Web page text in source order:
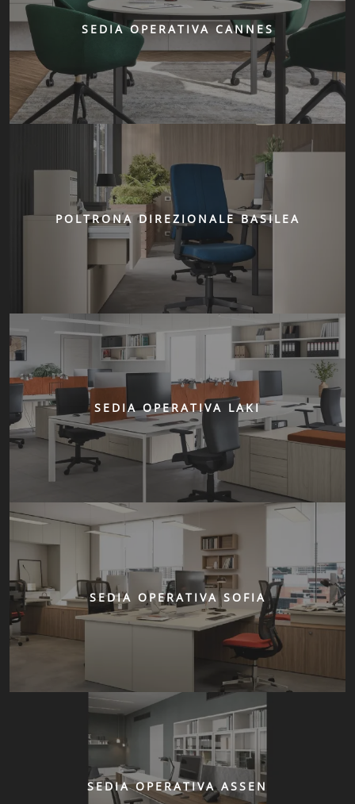
SEDIA OPERATIVA CANNES
POLTRONA DIREZIONALE BASILEA
SEDIA OPERATIVA LAKI
SEDIA OPERATIVA SOFIA
SEDIA OPERATIVA ASSEN